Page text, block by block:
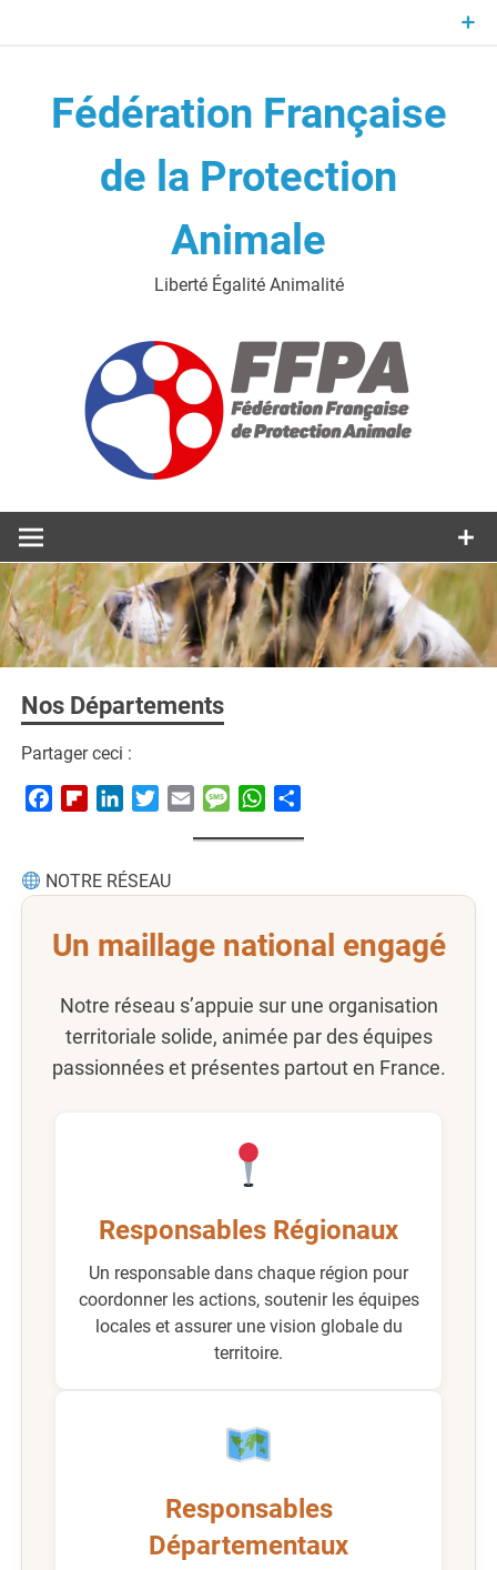
Fédération Française
de la Protection
Animale
Liberté Égalité Animalité
Nos Départements
Partager ceci :
FacebookFlipboardLinkedInTwitterEmail MessageWhatsApp
NOTRE RÉSEAU
Un maillage national engagé
Notre réseau s’appuie sur une organisation
territoriale solide, animée par des équipes
passionnées et présentes partout en France.
Responsables Régionaux
Un responsable dans chaque région pour
coordonner les actions, soutenir les équipes
locales et assurer une vision globale du
territoire.
Responsables
Départementaux